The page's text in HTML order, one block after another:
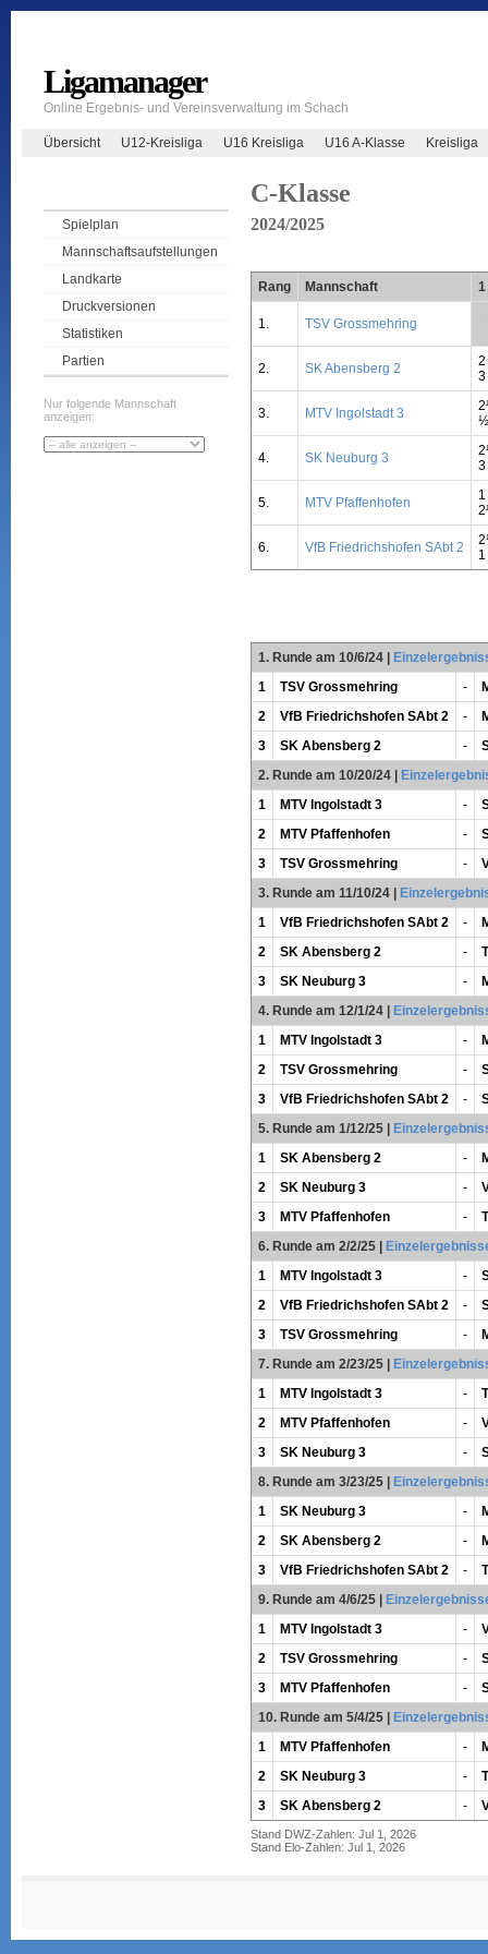
Ligamanager
Online Ergebnis- und Vereinsverwaltung im Schach
Übersicht U12-Kreisliga U16 Kreisliga U16 A-Klasse Kreisliga
Spielplan
Mannschaftsaufstellungen
Landkarte
Druckversionen
Statistiken
Partien
Nur folgende Mannschaft
anzeigen:
C-Klasse
2024/2025
Rang Mannschaft 1
1. TSV Grossmehring
2. SK Abensberg 2
2
3
3. MTV Ingolstadt 3
½
4. SK Neuburg 3
3
5. MTV Pfaffenhofen
1
6. VfB Friedrichshofen SAbt 2
1
1. Runde am 10/6/24|
1
TSV Grossmehring -
2
VfB Friedrichshofen SAbt 2 -
3
SK Abensberg 2 -
2. Runde am 10/20/24|
1
MTV Ingolstadt 3 -
2
MTV Pfaffenhofen -
3
TSV Grossmehring -
3. Runde am 11/10/24|
1
VfB Friedrichshofen SAbt 2 -
2
SK Abensberg 2 -
3
SK Neuburg 3 -
4. Runde am 12/1/24|
1
MTV Ingolstadt 3 -
2
TSV Grossmehring -
3
VfB Friedrichshofen SAbt 2 -
5. Runde am 1/12/25|
1
SK Abensberg 2 -
2
SK Neuburg 3 -
3
MTV Pfaffenhofen -
6. Runde am 2/2/25|
1
MTV Ingolstadt 3 -
2
VfB Friedrichshofen SAbt 2 -
3
TSV Grossmehring -
7. Runde am 2/23/25|
1
MTV Ingolstadt 3 -
2
MTV Pfaffenhofen -
3
SK Neuburg 3 -
8. Runde am 3/23/25|
1
SK Neuburg 3 -
2
SK Abensberg 2 -
3
VfB Friedrichshofen SAbt 2 -
9. Runde am 4/6/25|
1
MTV Ingolstadt 3 -
2
TSV Grossmehring -
3
MTV Pfaffenhofen -
10. Runde am 5/4/25|
1
MTV Pfaffenhofen -
2
SK Neuburg 3 -
3
SK Abensberg 2 -
Stand DWZ-Zahlen: Jul 1, 2026
Stand Elo-Zahlen: Jul 1, 2026